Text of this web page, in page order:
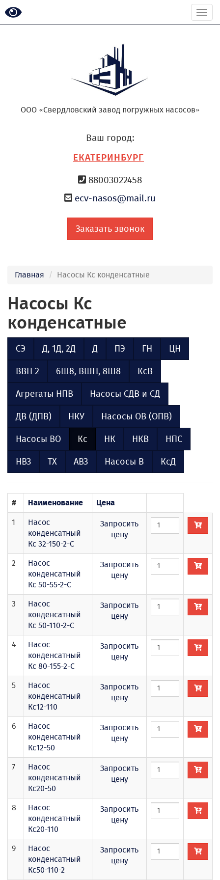
ООО «Свердловский завод погружных насосов»
Ваш город:
ЕКАТЕРИНБУРГ
88003022458
ecv-nasos@mail.ru
Заказать звонок
Главная Насосы Кс конденсатные
Насосы Кс
конденсатные
СЭ Д, 1Д, 2Д Д ПЭ ГН ЦН
ВВН 2 6Ш8, ВШН, 8Ш8 КсВ
Агрегаты НПВ Насосы СДВ и СД
ДВ (ДПВ) НКУ Насосы ОВ (ОПВ)
Насосы ВО Кс НК НКВ НПС
НВЗ ТХ АВЗ Насосы В КсД
# Наименование Цена
1
Насос
конденсатный
Кс 32-150-2-С
Запросить
цену
2
Насос
конденсатный
Кс 50-55-2-С
Запросить
цену
3
Насос
конденсатный
Кс 50-110-2-С
Запросить
цену
4
Насос
конденсатный
Кс 80-155-2-С
Запросить
цену
5
Насос
конденсатный
Кс12-110
Запросить
цену
6
Насос
конденсатный
Кс12-50
Запросить
цену
7
Насос
конденсатный
Кс20-50
Запросить
цену
8
Насос
конденсатный
Кс20-110
Запросить
цену
9
Насос
конденсатный
Кс50-110-2
Запросить
цену